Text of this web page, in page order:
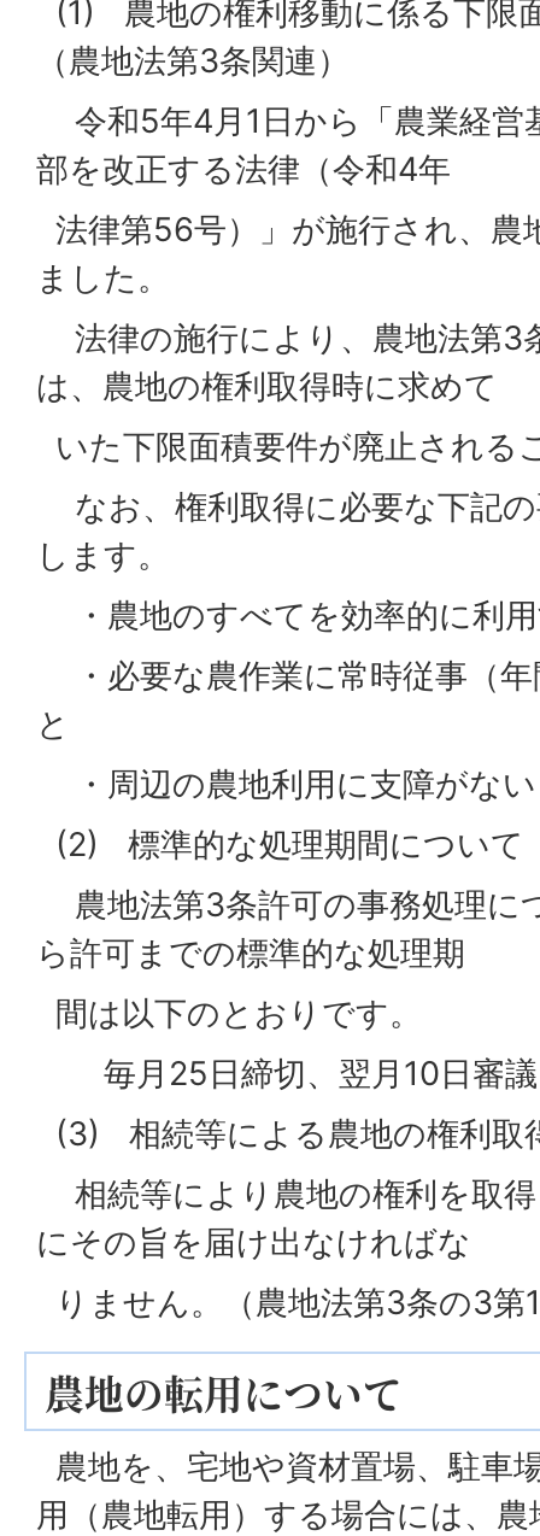
(1) 農地の権利移動に係る下限
（農地法第3条関連）
令和5年4月1日から「農業経営
部を改正する法律（令和4年
法律第56号）」が施行され、農
ました。
法律の施行により、農地法第3
は、農地の権利取得時に求めて
いた下限面積要件が廃止される
なお、権利取得に必要な下記
します。
・農地のすべてを効率的に利
・必要な農作業に常時従事（
と
・周辺の農地利用に支障がな
(2) 標準的な処理期間について
農地法第3条許可の事務処理に
ら許可までの標準的な処理期
間は以下のとおりです。
毎月25日締切、翌月10日審
(3) 相続等による農地の権利取
相続等により農地の権利を取
にその旨を届け出なければな
りません。（農地法第3条の3第
農地の転用について
農地を、宅地や資材置場、駐車
用（農地転用）する場合には、